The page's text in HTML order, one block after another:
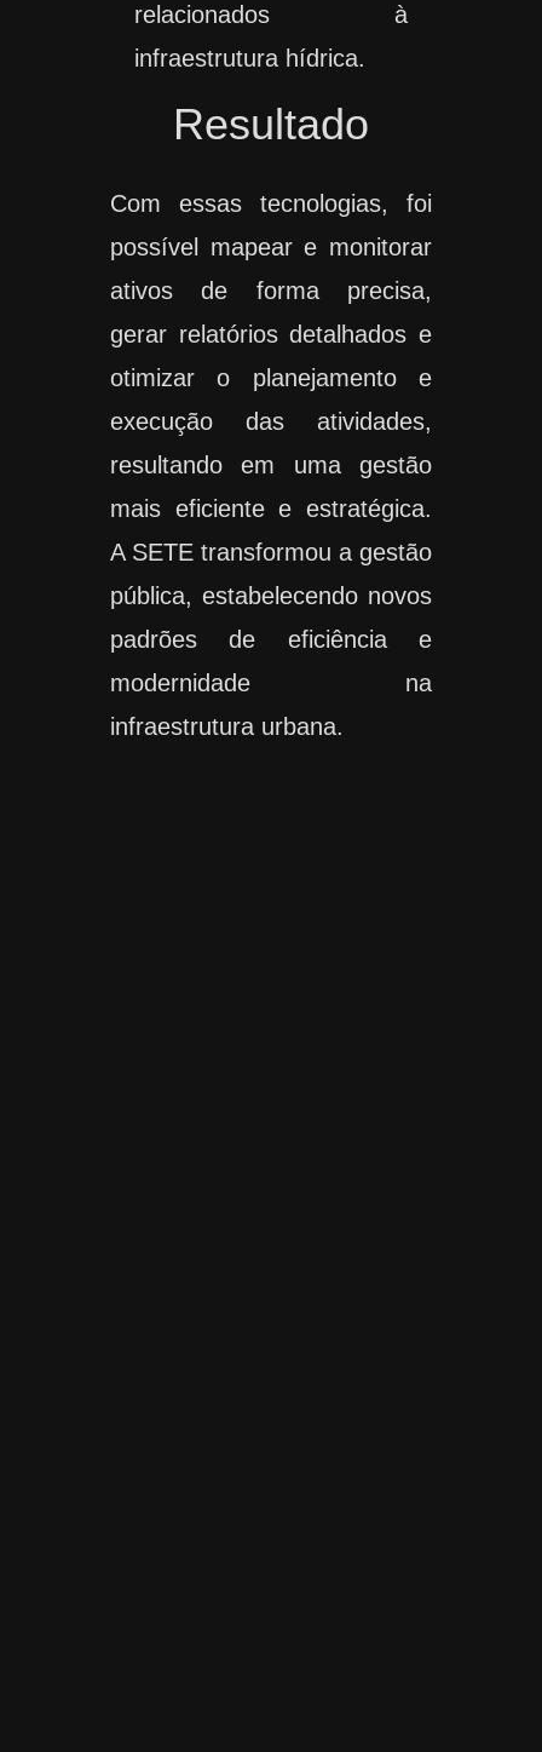
relacionados à
infraestrutura hídrica.
Resultado
Com essas tecnologias, foi
possível mapear e monitorar
ativos de forma precisa,
gerar relatórios detalhados e
otimizar o planejamento e
execução das atividades,
resultando em uma gestão
mais eficiente e estratégica.
A SETE transformou a gestão
pública, estabelecendo novos
padrões de eficiência e
modernidade na
infraestrutura urbana.